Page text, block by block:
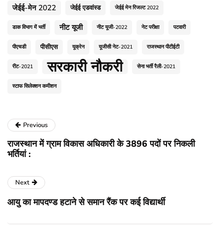
जेईई-मेन 2022 जेईई एडवांस्ड जेईई मेन रिजल्ट 2022
डाक विभाग में भर्ती नीट यूजी नीट यूजी-2022 नेट परीक्षा पटवारी
पीएचडी पीसीएस यूक्रेन यूजीसी नेट-2021 राजस्थान पीटीईटी
रीट-2021 सरकारी नौकरी सेना भर्ती रैली-2021
स्टाफ सिलेक्शन कमीशन
Previous
राजस्थान में ग्राम विकास अधिकारी के 3896 पदों पर निकली
भर्तियां :
Next
आयु का मापदण्ड हटाने से समान रैंक पर कई विद्यार्थी